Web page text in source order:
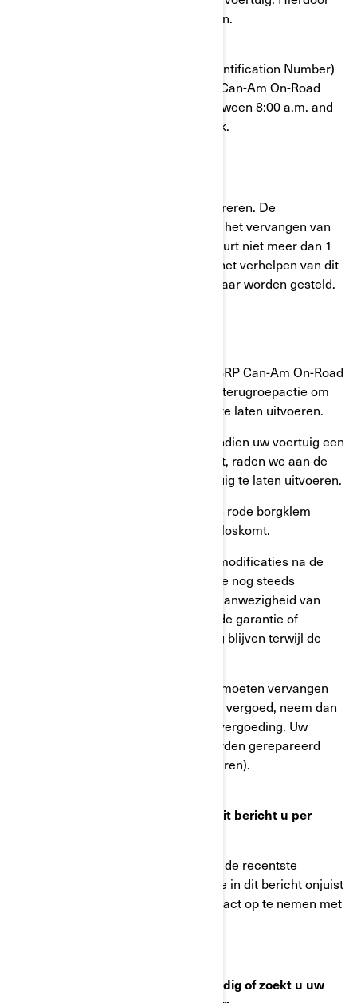
kan het risico op een crash groter zijn.
To confirm that your VIN (Vehicle identification Number)
is affected, contact your authorized Can-Am On-Road
dealer or BRP at 1-888-272-9222 between 8:00 a.m. and
8:00 p.m. Eastern time 7 days a week.
BRP zal uw voertuig kostenloos repareren. De
corrigerende maatregelen omvatten het vervangen van
de drie wielmoeren. Deze service duurt niet meer dan 1
uur. De benodigde onderdelen voor het verhelpen van dit
probleem zullen geleidelijk beschikbaar worden gesteld.
Neem contact op met een erkende BRP Can-Am On-Road
dealer en maak een afspraak om de terugroepactie om
veiligheidsredenen aan uw voertuig te laten uitvoeren.
U kunt met uw voertuig doorrijden. Indien uw voertuig een
of meerdere gebarsten moeren heeft, raden we aan de
update zo snel mogelijk bij uw voertuig te laten uitvoeren.
Opmerking: De aanwezigheid van de rode borgklem
voorkomt dat een gescheurde moer loskomt.
Ook als uw voertuig over eventuele modificaties na de
verkoop beschikt, kunt u deze service nog steeds
kostenloos ontvangen. Ondanks de aanwezigheid van
deze aanpassingen zal een bestaande garantie of
bestaand onderhoudscontract geldig blijven terwijl de
Indien u de wielmoeren eerder hebt moeten vervangen
en BRP de reparatiekosten niet heeft vergoed, neem dan
contact met ons op voor een kostenvergoeding. Uw
voertuig moet echter nog steeds worden gerepareerd
(aanbrengen van de nieuwe wielmoeren).
Wat moet u doen als u gelooft dat dit bericht u per
Dit bericht werd u verstuurd volgens de recentste
informatie in ons bezit. Als informatie in dit bericht onjuist
is, vragen we u zo snel mogelijk contact op te nemen met
Heeft u nog vragen, heeft u hulp nodig of zoekt u uw